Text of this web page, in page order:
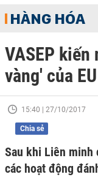
HÀNG HÓA
VASEP
vàng' của
15:40 | 27/10/2017
Chia sẻ
Sau khi Liên minh
các hoạt động